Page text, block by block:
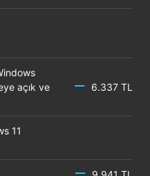
açık ve
6.337 TL
11